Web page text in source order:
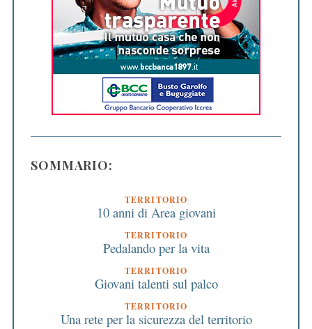
SOMMARIO:
TERRITORIO
10 anni di Area giovani
TERRITORIO
Pedalando per la vita
TERRITORIO
Giovani talenti sul palco
TERRITORIO
Una rete per la sicurezza del territorio